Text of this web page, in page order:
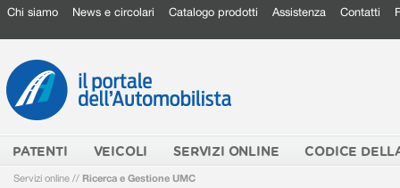
Chi siamo News e circolari Catalogo prodotti Assistenza Contatti
PATENTI VEICOLI SERVIZI ONLINE CODICE
Servizi online // Ricerca e Gestione UMC